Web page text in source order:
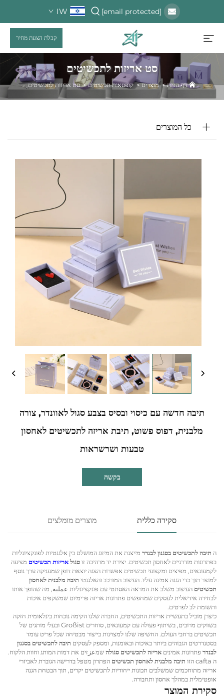
[email protected]
IW
קבלת הצעת מחיר
סט אריזות לתכשיטים
דף הבית>מוצרים>קופסאות תכשיטים>סט אריזות לתכשיטים
כל המוצרים
תיבה חדשה עם כיסוי ובסיס בצבע סגול לאוונדר, צורה
מלבנית, דפוס פשוט, תיבת אריזה לתכשיטים לאחסון
טבעות ושרשראות
בקשה
סקירה כללית מוצרים מומלצים
ה תיבה לתכשיטים בסגנון לבנדר מייצגת את המיזוג המושלם בין אלגנטיות לפונקציונליות
בפתרונות מודרניים לאחסון תכשיטים. יצירת יד מרהיבה זוסגולאריזות תכשיטים מציעה
לקמעונאים, מפיצים ומקצועי תכשיטים אפשרות הצגה יוצאת דופן שמעניקה ערך נוסף
למוצר תוך כדי הגנה אמינה עליו. העיצוב המורכב והאלגנטי תיבה מלבנית לאחסון
תכשיטים העיצוב משלב את המראה האסתטי עם פונקציונליות عملية, מה שהופך אותו
לבחירה אידיאלית לעסקים שמחפשים פתרונות אריזה פרימיום שמשקפים איכות
ותשומת לב לפרטים.
כיצרן מוביל בתעשיית אריזות התכשיטים, החברה שלנו הקימה נוכחות בינלאומית חזקה
בשווקים מרובים, בשיתוף פעולה עם קמעונאים, סוחרים Großist ובעלי מותגים של
תכשיטים ברחבי העולם. החשיפה שלנו למצוינות בייצור מבטיחה שכל פריט עומד
בסטנדרטים הגבוהים ביותר באיכות ובאומנות, ומספק לעסקים תיבה לתכשיטים בסגנון
לבנדר פתרונות אמינים אריזה לתכשיטים סגולהשמعزזים את דמות המותג וחוות הלקוח.
ה cafta הזו
תיבה מלבנית לאחסון תכשיטים הפתרון מטפל בדרישה הגוברת לאביזרי
אריזה מתוחכמים שמשלבים תכונות ייחודיות לתכשיטים יקרים, תוך הבטחת הגנה
אופטימלית במהלך אחסון ותחבורה.
סקירת המוצר